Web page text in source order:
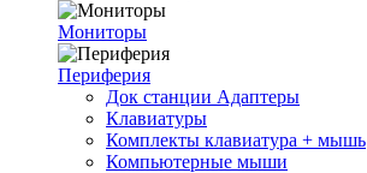
Мониторы
Периферия
Док станции Адаптеры
Клавиатуры
Комплекты клавиатура + мышь
Компьютерные мыши